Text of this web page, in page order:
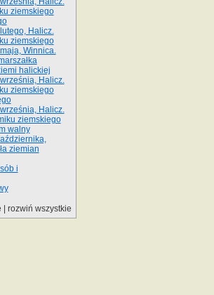
ziemskiego
Halicz.
ziemskiego
Winnica.
halickiej
Halicz.
ziemskiego
Halicz.
ziemskiego
walny
ziemian
i
rozwiń wszystkie